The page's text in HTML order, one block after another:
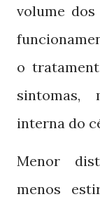
volume
o
sintomas,
interna do
Menor
menos